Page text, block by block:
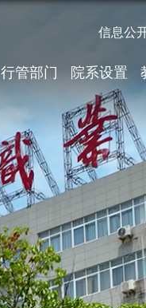
信息公
行管部门 院系设置